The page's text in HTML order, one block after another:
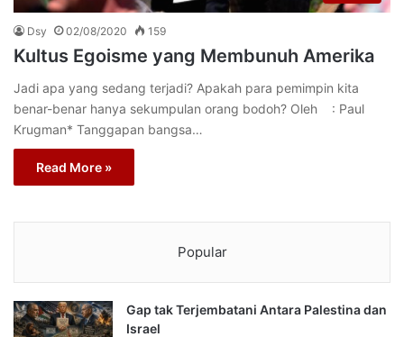
Dsy 02/08/2020 159
Kultus Egoisme yang Membunuh Amerika
Jadi apa yang sedang terjadi? Apakah para pemimpin kita
benar-benar hanya sekumpulan orang bodoh? Oleh : Paul
Krugman* Tanggapan bangsa…
Read More »
Popular
Gap tak Terjembatani Antara Palestina dan
Israel